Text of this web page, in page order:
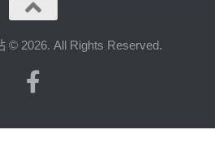
© 2026. All Rights Reserved.